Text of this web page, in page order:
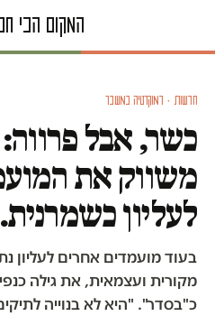
חדשות · דמוקרטיה במשבר
כשר, אבל
משווק את
לעליון
בעוד מועמדים אחרים לעליון
מקורית ועצמאית, את גילה
כ"בסדר". "היא לא בנוייה